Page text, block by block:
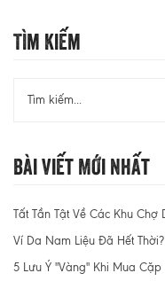
Tìm Kiếm
Bài Viết Mới Nhất
Tất Tần Tật Về Các Khu Chợ
Ví Da Nam Liệu Đã Hết
5 Lưu Ý "Vàng" Khi Mua